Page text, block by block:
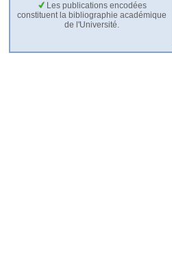
Les publications encodées
constituent la bibliographie académique
de l'Université.